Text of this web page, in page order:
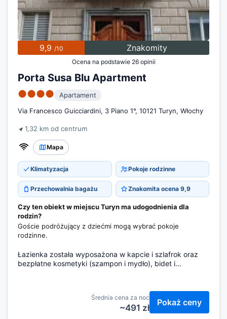
9,9 /10 Znakomity
Ocena na podstawie 26 opinii
Porta Susa Blu Apartment
●●●●
Apartament
Via Francesco Guicciardini, 3 Piano 1°, 10121 Turyn, Włochy
1,32 km od centrum
Mapa
Klimatyzacja Pokoje rodzinne
Przechowalnia bagażu Znakomita ocena 9,9
Czy ten obiekt w miejscu Turyn ma udogodnienia dla
rodzin?
Goście podróżujący z dziećmi mogą wybrać pokoje
rodzinne.
Łazienka została wyposażona w kapcie i szlafrok oraz
bezpłatne kosmetyki (szampon i mydło), bidet i...
Średnia cena za noc
~491 zł
Pokaż ceny